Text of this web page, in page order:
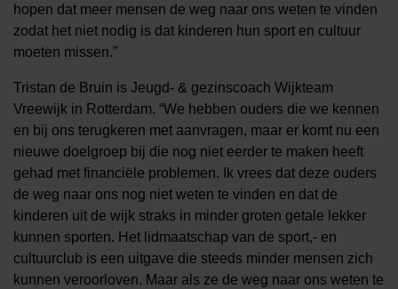
hopen dat meer mensen de weg naar ons weten te vinden
zodat het niet nodig is dat kinderen hun sport en cultuur
moeten missen.”
Tristan de Bruin is Jeugd- & gezinscoach Wijkteam
Vreewijk in Rotterdam. “We hebben ouders die we kennen
en bij ons terugkeren met aanvragen, maar er komt nu een
nieuwe doelgroep bij die nog niet eerder te maken heeft
gehad met financiële problemen. Ik vrees dat deze ouders
de weg naar ons nog niet weten te vinden en dat de
kinderen uit de wijk straks in minder groten getale lekker
kunnen sporten. Het lidmaatschap van de sport,- en
cultuurclub is een uitgave die steeds minder mensen zich
kunnen veroorloven. Maar als ze de weg naar ons weten te